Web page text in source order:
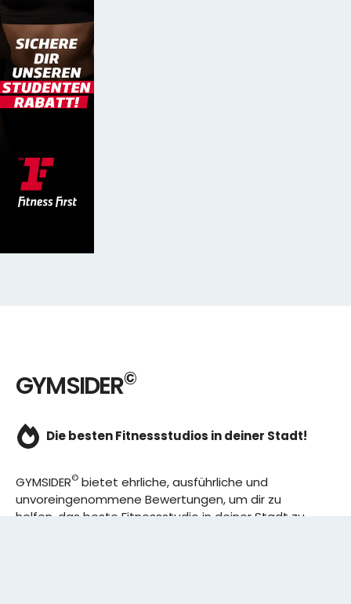
GYMSIDER©
Die besten Fitnessstudios in deiner Stadt!
GYMSIDER© bietet ehrliche, ausführliche und
unvoreingenommene Bewertungen, um dir zu
helfen, das beste Fitnessstudio in deiner Stadt zu